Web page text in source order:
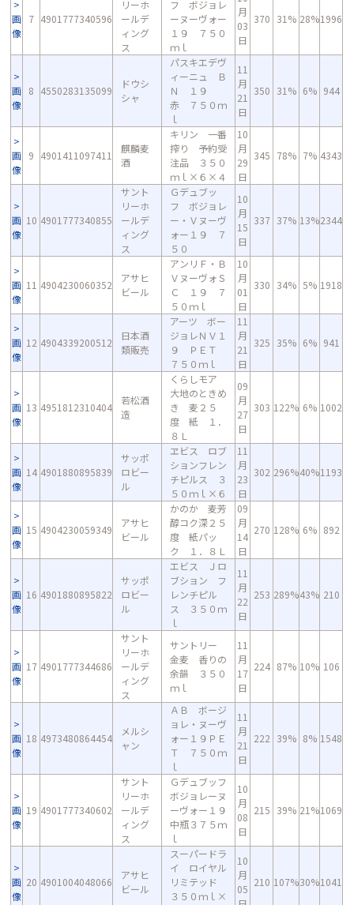
画
像
7 4901777340596
リーホ
ールデ
ィング
ス
フ ボジョレ
ーヌーヴォー
１９ ７５０
ｍｌ
月
03
日
370 31% 28%1996
画
像
8 4550283135099
ドウシ
シャ
パスキエデヴ
ィーニュ Ｂ
Ｎ １９
赤 ７５０ｍ
ｌ
11
月
21
日
350 31% 6% 944
画
像
9 4901411097411
麒麟麦
酒
キリン 一番
搾り 予約受
注品 ３５０
ｍｌ×６×４
10
月
29
日
345 78% 7% 4343
画
像
10 4901777340855
サント
リーホ
ールデ
ィング
ス
Ｇデュブッ
フ ボジョレ
ー・Ｖヌーヴ
ォー１９ ７
５０
10
月
15
日
337 37% 13%2344
画
像
11 4904230060352
アサヒ
ビール
アンリＦ・Ｂ
ＶヌーヴォＳ
Ｃ １９ ７
５０ｍｌ
10
月
01
日
330 34% 5% 1918
画
像
12 4904339200512
日本酒
類販売
アーツ ボー
ジョレＮＶ１
９ ＰＥＴ
７５０ｍｌ
11
月
21
日
325 35% 6% 941
画
像
13 4951812310404
若松酒
造
くらしモア
大地のときめ
き 麦２５
度 紙 １．
８Ｌ
09
月
27
日
303 122% 6% 1002
画
像
14 4901880895839
サッポ
ロビー
ル
ヱビス ロブ
ションフレン
チピルス ３
５０ｍｌ×６
11
月
23
日
302 296%40%1193
画
像
15 4904230059349
アサヒ
ビール
かのか 麦芳
醇コク深２５
度 紙パッ
ク １．８Ｌ
09
月
14
日
270 128% 6% 892
画
像
16 4901880895822
サッポ
ロビー
ル
エビス Ｊロ
ブション フ
レンチピル
ス ３５０ｍ
ｌ
11
月
22
日
253 289%43% 210
画
像
17 4901777344686
サント
リーホ
ールデ
ィング
ス
サントリー
金麦 香りの
余韻 ３５０
ｍｌ
11
月
17
日
224 87% 10% 106
画
像
18 4973480864454
メルシ
ャン
ＡＢ ボージ
ョレ・ヌーヴ
ォー１９ＰＥ
Ｔ ７５０ｍ
ｌ
11
月
21
日
222 39% 8% 1548
画
像
19 4901777340602
サント
リーホ
ールデ
ィング
ス
Ｇデュブッフ
ボジョレーヌ
ーヴォー１９
中瓶３７５ｍ
ｌ
10
月
08
日
215 39% 21%1069
画
像
20 4901004048066
アサヒ
ビール
スーパードラ
イ ロイヤル
リミテッド
３５０ｍｌ×
10
月
05
210 107%30%1041